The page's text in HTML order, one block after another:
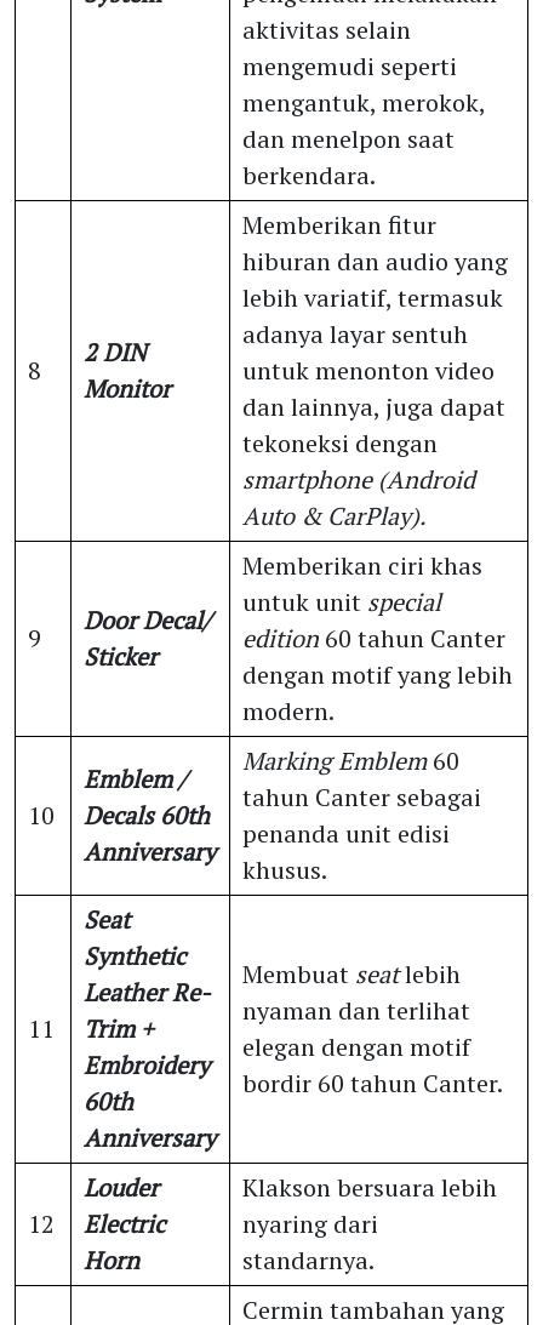
aktivitas selain
mengemudi seperti
mengantuk, merokok,
dan menelpon saat
berkendara.
8
2 DIN
Monitor
Memberikan fitur
hiburan dan audio yang
lebih variatif, termasuk
adanya layar sentuh
untuk menonton video
dan lainnya, juga dapat
tekoneksi dengan
smartphone (Android
Auto & CarPlay).
9
Door Decal/
Sticker
Memberikan ciri khas
untuk unit special
edition 60 tahun Canter
dengan motif yang lebih
modern.
10
Emblem /
Decals 60th
Anniversary
Marking Emblem60
tahun Canter sebagai
penanda unit edisi
khusus.
11
Seat
Synthetic
Leather Re-
Trim +
Embroidery
60th
Anniversary
Membuat seatlebih
nyaman dan terlihat
elegan dengan motif
bordir 60 tahun Canter.
12
Louder
Electric
Horn
Klakson bersuara lebih
nyaring dari
standarnya.
Cermin tambahan yang